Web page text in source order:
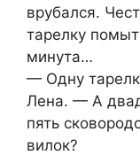
врубался.
тарелку
минута…
— Одну
Лена. — А
пять
вилок?